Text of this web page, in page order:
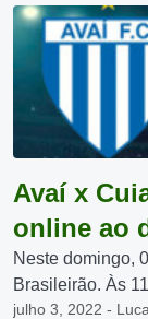
Avaí x
online ao
Neste domingo,
Brasileirão. Às
julho 3, 2022 -